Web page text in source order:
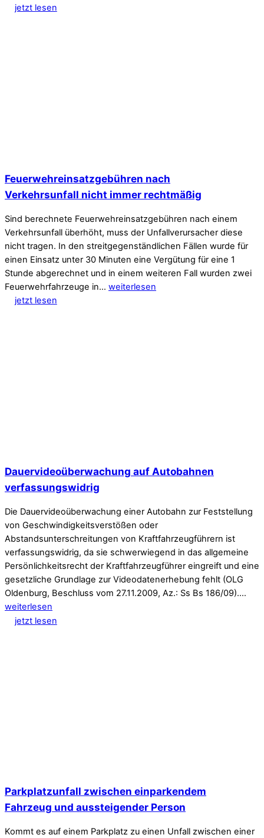
jetzt lesen
Feuerwehreinsatzgebühren nach
Verkehrsunfall nicht immer rechtmäßig
Sind berechnete Feuerwehreinsatzgebühren nach einem
Verkehrsunfall überhöht, muss der Unfallverursacher diese
nicht tragen. In den streitgegenständlichen Fällen wurde für
einen Einsatz unter 30 Minuten eine Vergütung für eine 1
Stunde abgerechnet und in einem weiteren Fall wurden zwei
Feuerwehrfahrzeuge in… weiterlesen
jetzt lesen
Dauervideoüberwachung auf Autobahnen
verfassungswidrig
Die Dauervideoüberwachung einer Autobahn zur Feststellung
von Geschwindigkeitsverstößen oder
Abstandsunterschreitungen von Kraftfahrzeugführern ist
verfassungswidrig, da sie schwerwiegend in das allgemeine
Persönlichkeitsrecht der Kraftfahrzeugführer eingreift und eine
gesetzliche Grundlage zur Videodatenerhebung fehlt (OLG
Oldenburg, Beschluss vom 27.11.2009, Az.: Ss Bs 186/09).…
weiterlesen
jetzt lesen
Parkplatzunfall zwischen einparkendem
Fahrzeug und aussteigender Person
Kommt es auf einem Parkplatz zu einen Unfall zwischen einer